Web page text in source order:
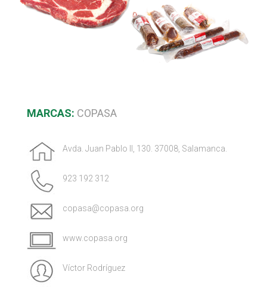
MARCAS: COPASA
Avda. Juan Pablo II, 130. 37008, Salamanca.
923 192 312
copasa@copasa.org
www.copasa.org
Víctor Rodríguez